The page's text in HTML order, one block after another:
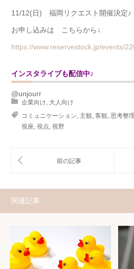
11/12(日) 福岡リクエスト開催決定♪
お申し込みは こちらから↓
https://www.reservestock.jp/events/
インスタライブも配信中♪
@unjourr
企業向け 大人向け
コミュニケーション 主観 客観 思考整理
視座 視点 視野
関連記事